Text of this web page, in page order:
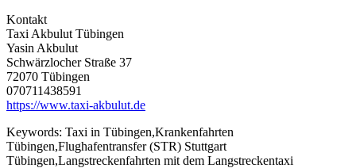
Kontakt
Taxi Akbulut Tübingen
Yasin Akbulut
Schwärzlocher Straße 37
72070 Tübingen
070711438591
https://www.taxi-akbulut.de
Keywords: Taxi in Tübingen,Krankenfahrten
Tübingen,Flughafentransfer (STR) Stuttgart
Tübingen,Langstreckenfahrten mit dem Langstreckentaxi